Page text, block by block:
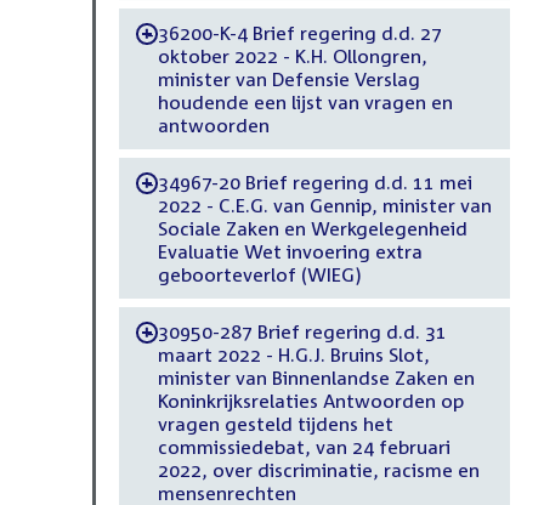
-36200-K-4 Brief regering d.d. 27
oktober 2022 - K.H. Ollongren,
minister van Defensie Verslag
houdende een lijst van vragen en
antwoorden
-34967-20 Brief regering d.d. 11 mei
2022 - C.E.G. van Gennip, minister van
Sociale Zaken en Werkgelegenheid
Evaluatie Wet invoering extra
geboorteverlof (WIEG)
-30950-287 Brief regering d.d. 31
maart 2022 - H.G.J. Bruins Slot,
minister van Binnenlandse Zaken en
Koninkrijksrelaties Antwoorden op
vragen gesteld tijdens het
commissiedebat, van 24 februari
2022, over discriminatie, racisme en
mensenrechten